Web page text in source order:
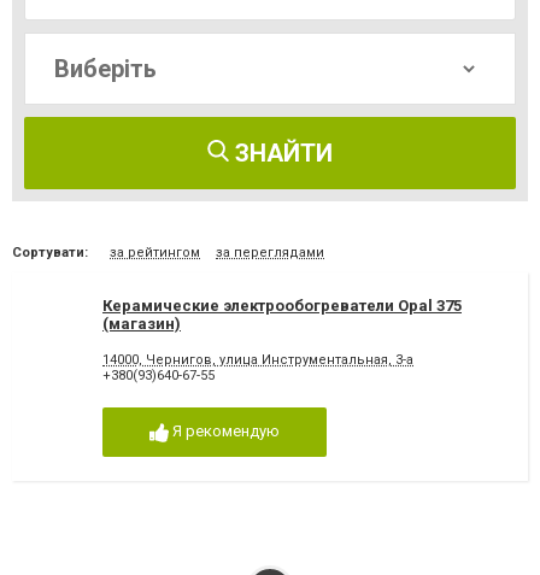
ЗНАЙТИ
Сортувати: за рейтингом за переглядами
Керамические электрообогреватели Opal 375
(магазин)
14000, Чернигов, улица Инструментальная, 3-а
+380(93)640-67-55
Я рекомендую